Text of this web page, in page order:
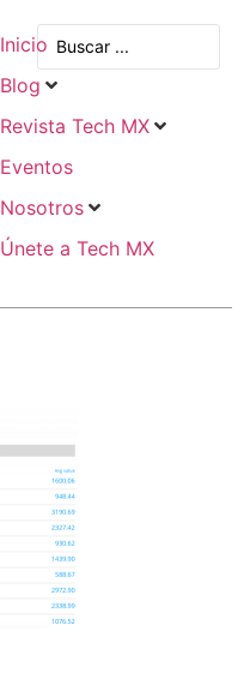
Inicio
Blog
Revista Tech MX
Eventos
Nosotros
Únete a Tech MX